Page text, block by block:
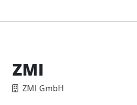
ZMI
ZMI GmbH